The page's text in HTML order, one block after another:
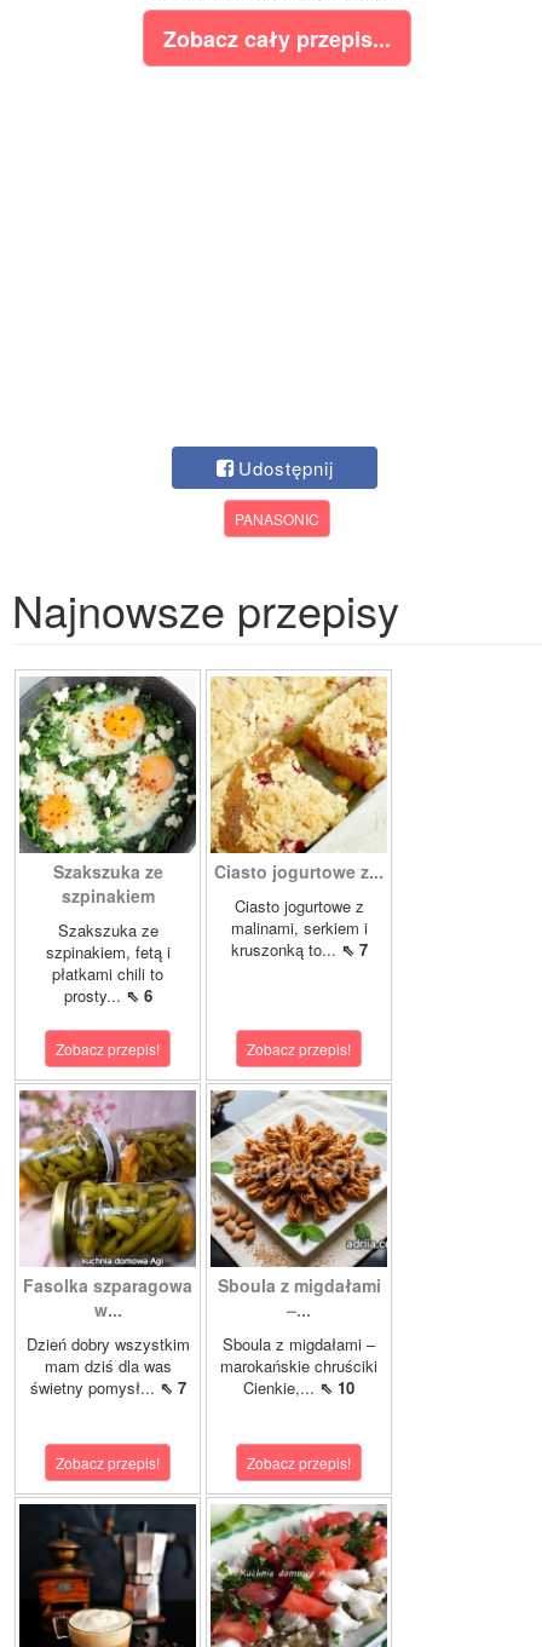
Zobacz cały przepis...
Udostępnij
PANASONIC
Najnowsze przepisy
Szakszuka ze
szpinakiem
Szakszuka ze
szpinakiem, fetą i
płatkami chili to
prosty... ⇖ 6
Zobacz przepis!
Ciasto jogurtowe z...
Ciasto jogurtowe z
malinami, serkiem i
kruszonką to... ⇖ 7
Zobacz przepis!
Fasolka szparagowa
w...
Dzień dobry wszystkim
mam dziś dla was
świetny pomysł... ⇖ 7
Zobacz przepis!
Sboula z migdałami
–...
Sboula z migdałami –
marokańskie chruściki
Cienkie,... ⇖ 10
Zobacz przepis!